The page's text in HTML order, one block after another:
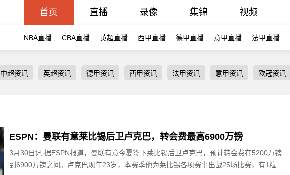
首页 直播 录像 集锦 视频
NBA直播 CBA直播 英超直播 西甲直播 德甲直播 意甲直播 法甲直播
中超资讯 英超资讯 德甲资讯 西甲资讯 法甲资讯 意甲资讯 欧冠资讯
ESPN：曼联有意莱比锡后卫卢克巴，转会费最高6900万镑
3月30日讯 据ESPN报道，曼联有意今夏签下莱比锡后卫卢克巴，预计转会费在5200万镑
到6900万镑之间。卢克巴现年23岁，本赛季他为莱比锡各项赛事出战25场比赛，有1粒